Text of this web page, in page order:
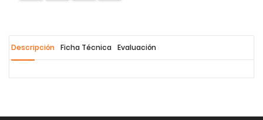
Descripción Ficha Técnica Evaluación